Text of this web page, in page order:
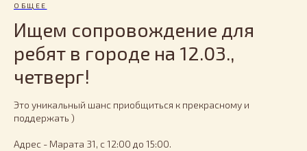
ОБЩЕЕ
Ищем сопровождение для
ребят в городе на 12.03.,
четверг!
Это уникальный шанс приобщиться к прекрасному и
поддержать )
Адрес - Марата 31, с 12:00 до 15:00.